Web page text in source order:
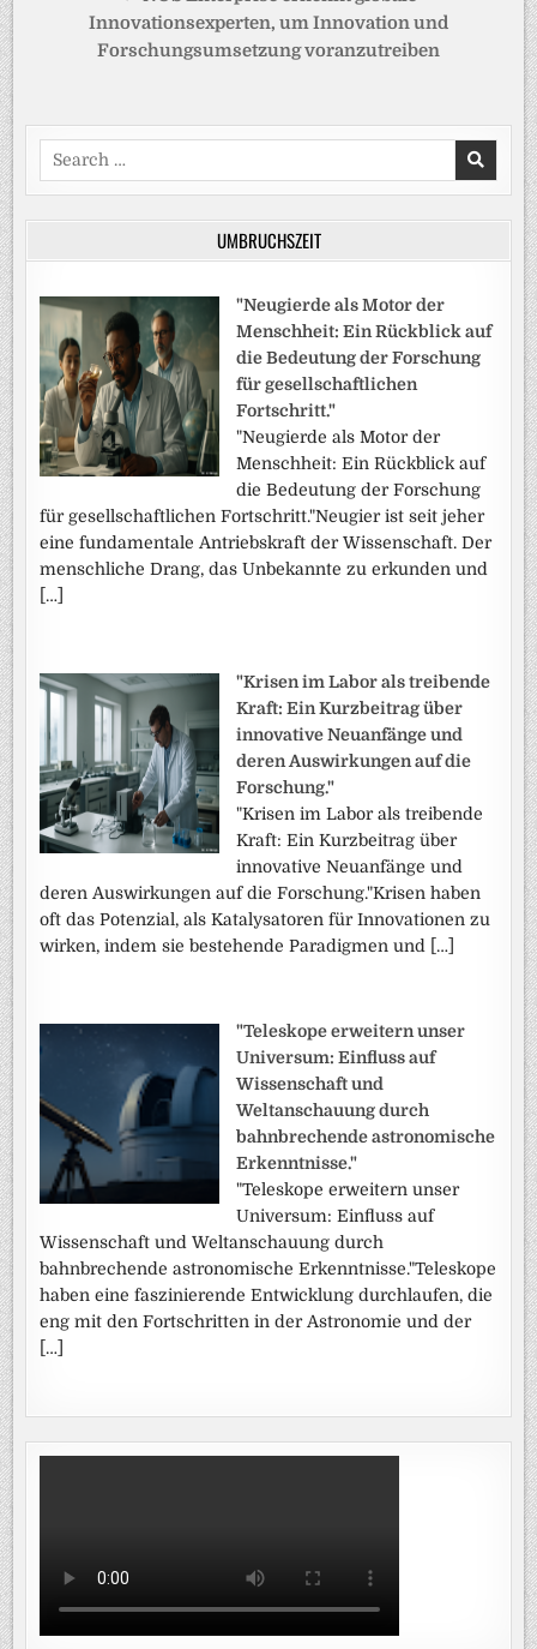
Innovationsexperten, um Innovation und
Forschungsumsetzung voranzutreiben
Search
for:
UMBRUCHSZEIT
"Neugierde als Motor der
Menschheit: Ein Rückblick auf
die Bedeutung der Forschung
für gesellschaftlichen
Fortschritt."
"Neugierde als Motor der
Menschheit: Ein Rückblick auf
die Bedeutung der Forschung
für gesellschaftlichen Fortschritt."Neugier ist seit jeher
eine fundamentale Antriebskraft der Wissenschaft. Der
menschliche Drang, das Unbekannte zu erkunden und
[…]
"Krisen im Labor als treibende
Kraft: Ein Kurzbeitrag über
innovative Neuanfänge und
deren Auswirkungen auf die
Forschung."
"Krisen im Labor als treibende
Kraft: Ein Kurzbeitrag über
innovative Neuanfänge und
deren Auswirkungen auf die Forschung."Krisen haben
oft das Potenzial, als Katalysatoren für Innovationen zu
wirken, indem sie bestehende Paradigmen und […]
"Teleskope erweitern unser
Universum: Einfluss auf
Wissenschaft und
Weltanschauung durch
bahnbrechende astronomische
Erkenntnisse."
"Teleskope erweitern unser
Universum: Einfluss auf
Wissenschaft und Weltanschauung durch
bahnbrechende astronomische Erkenntnisse."Teleskope
haben eine faszinierende Entwicklung durchlaufen, die
eng mit den Fortschritten in der Astronomie und der
[…]